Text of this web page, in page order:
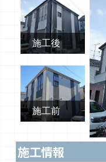
施工後
施工前
施工情報